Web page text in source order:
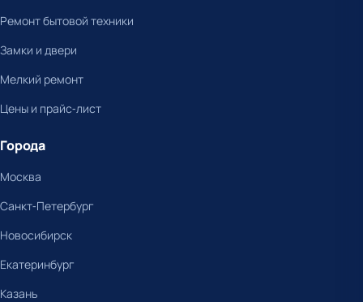
Ремонт бытовой техники
Замки и двери
Мелкий ремонт
Цены и прайс-лист
Города
Москва
Санкт-Петербург
Новосибирск
Екатеринбург
Казань